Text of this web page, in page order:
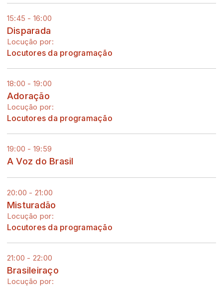
15:45 - 16:00
Disparada
Locução por:
Locutores da programação
18:00 - 19:00
Adoração
Locução por:
Locutores da programação
19:00 - 19:59
A Voz do Brasil
20:00 - 21:00
Misturadão
Locução por:
Locutores da programação
21:00 - 22:00
Brasileiraço
Locução por: